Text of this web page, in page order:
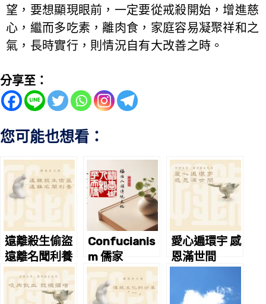
望，要想顯現眼前，一定要從戒殺開始，增進慈
心，繼而多吃素，離肉食，家庭容易凝聚祥和之
氣，長時實行，則情況自有大改善之時。
分享至：
您可能也想看：
遠離殺生偷盜
遠離名聞利養
Confucianis
m 儒家
愛心遍環宇 感
恩滿世間